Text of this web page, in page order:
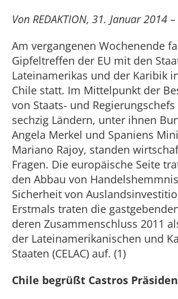
Von REDAKTION, 31. Januar 2014 –
Am vergangenen Wochenende
Gipfeltreffen der EU mit den
Lateinamerikas und der Karibik
Chile statt. Im Mittelpunkt der
von Staats- und
sechzig Ländern, unter ihnen
Angela Merkel und Spaniens
Mariano Rajoy, standen
Fragen. Die europäische Seite
den Abbau von
Sicherheit von
Erstmals traten die
deren Zusammenschluss 2011
der Lateinamerikanischen und
Staaten (CELAC) auf. (1)
Chile begrüßt Castros